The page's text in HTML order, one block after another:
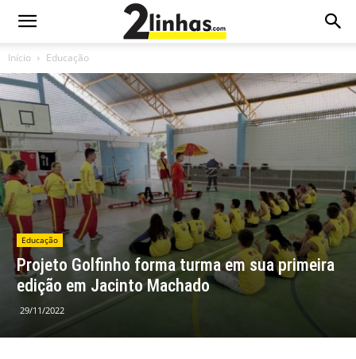
Início Educação
Educação
Projeto Golfinho forma turma em sua primeira
edição em Jacinto Machado
29/11/2022